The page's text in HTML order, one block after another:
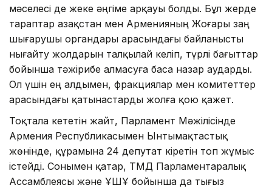
мәселесі де жеке әңгіме арқауы болды. Бұл жерде
тараптар Қазақстан мен Арменияның Жоғары заң
шығарушы органдары арасындағы байланысты
нығайту жолдарын талқылай келіп, түрлі бағыттар
бойынша тәжірибе алмасуға баса назар аударды.
Ол үшін ең алдымен, фракциялар мен комитеттер
арасындағы қатынастарды жолға қою қажет.
Тоқтала кететін жайт, Парламент Мәжілісінде
Армения Республикасымен Ынтымақтастық
жөнінде, құрамына 24 депутат кіретін топ жұмыс
істейді. Сонымен қатар, ТМД Парламентаралық
Ассамблеясы және ҰҚШҰ бойынша да тығыз